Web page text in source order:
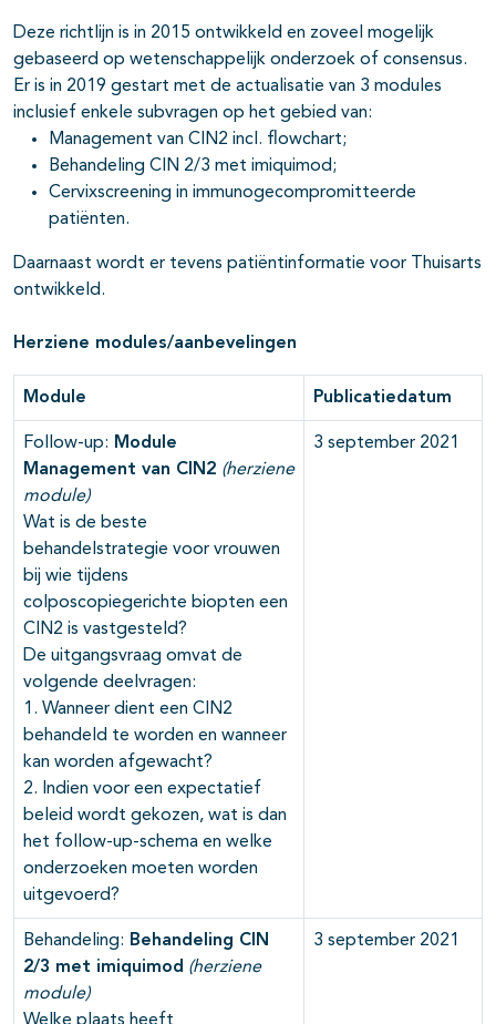
Deze richtlijn is in 2015 ontwikkeld en zoveel mogelijk
gebaseerd op wetenschappelijk onderzoek of consensus.
Er is in 2019 gestart met de actualisatie van 3 modules
inclusief enkele subvragen op het gebied van:
Management van CIN2 incl. flowchart;
Behandeling CIN 2/3 met imiquimod;
Cervixscreening in immunogecompromitteerde
patiënten.
Daarnaast wordt er tevens patiëntinformatie voor Thuisarts
ontwikkeld.
Herziene modules/aanbevelingen
Module Publicatiedatum
Follow-up: Module
Management van CIN2 (herziene
module)
Wat is de beste
behandelstrategie voor vrouwen
bij wie tijdens
colposcopiegerichte biopten een
CIN2 is vastgesteld?
De uitgangsvraag omvat de
volgende deelvragen:
1. Wanneer dient een CIN2
behandeld te worden en wanneer
kan worden afgewacht?
2. Indien voor een expectatief
beleid wordt gekozen, wat is dan
het follow-up-schema en welke
onderzoeken moeten worden
uitgevoerd?
3 september 2021
Behandeling: Behandeling CIN
2/3 met imiquimod (herziene
module)
3 september 2021